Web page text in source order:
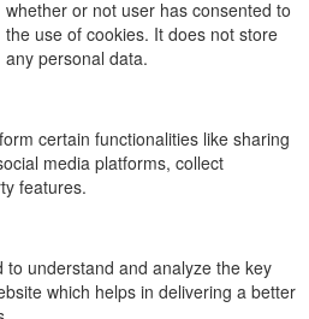
whether or not user has consented to
the use of cookies. It does not store
any personal data.
certain functionalities like sharing
media platforms, collect
features.
understand and analyze the key
which helps in delivering a better